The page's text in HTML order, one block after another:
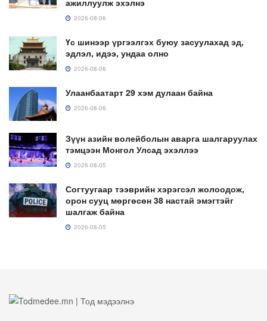
2026-08-06
Үс шинээр үргээлгэх буюу засуулахад эд,
эдлэл, идээ, ундаа олно
2026-08-06
Улаанбаатарт 29 хэм дулаан байна
2026-08-06
Зүүн азийн волейболын аварга шалгаруулах
тэмцээн Монгол Улсад эхэллээ
2026-08-05
Согтуугаар тээврийн хэрэгсэл жолоодож,
орон сууц мөргөсөн 38 настай эмэгтэйг
шалгаж байна
2026-08-05